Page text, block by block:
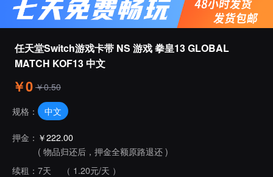
任天堂Switch游戏卡带 NS 游戏 拳皇13 GLOBAL
MATCH KOF13 中文
￥0 ￥0.50
规格： 中文
押金： ￥222.00
( 物品归还后，押金全额原路退还 )
续租： 7天
（ 1.20元/天 ）